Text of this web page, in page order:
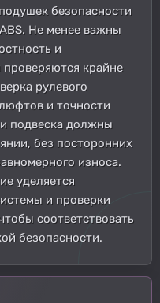
безопасности
Не менее важны
и
крайне
рулевого
и точности
подвеска должны
без посторонних
износа.
уделяется
и проверки
соответствовать
безопасности.